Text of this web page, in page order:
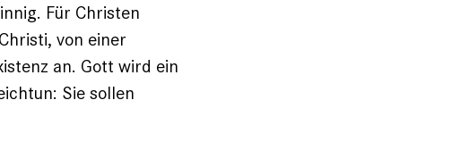
Für Christen
von einer
an. Gott wird ein
Sie sollen